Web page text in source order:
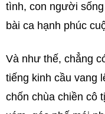
tình, con người
bài ca hạnh phúc
Và như thế, chẳng
tiếng kinh cầu vang
chốn chùa chiền cô